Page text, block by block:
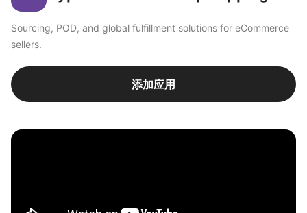
Sourcing, POD, and global fulfillment solutions for eCommerce
sellers.
添加应用